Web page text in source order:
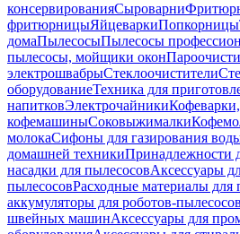
консервированияСыроварни
фритюрницыЯйцеваркиПопкорницы
домаПылесосыПылесосы
пылесосы, мойщики окон
электрошвабрыСтеклоочистители
оборудованиеТехника для
напитковЭлектрочайникиКофеварки,
кофемашиныСоковыжималки
молокаСифоны для газирования
домашней техникиПринадлежности
насадки для пылесосовАксессуары
пылесосовРасходные материалы для
аккумуляторы для роботов-пылесосов
швейных машинАксессуары для